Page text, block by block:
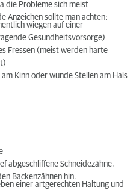
die Probleme sich meist
Anzeichen sollte man achten:
wiegen auf einer
Gesundheitsvorsorge)
Fressen (meist werden harte
Kinn oder wunde Stellen am Hals
abgeschliffene Schneidezähne,
Backenzähnen hin.
einer artgerechten Haltung und